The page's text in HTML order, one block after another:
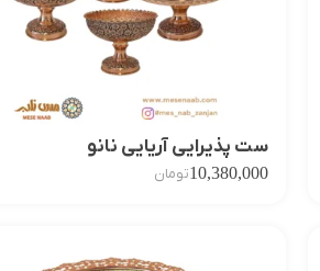
ست پذیرایی آریایی نانو
10,380,000تومان